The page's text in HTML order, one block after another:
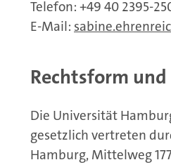
Telefon: +49 40 2395-
E-Mail:
Rechtsform
Die Universität
gesetzlich vertreten
Hamburg, Mittelweg